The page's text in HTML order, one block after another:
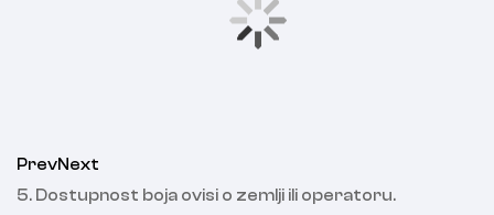
PrevNext
5. Dostupnost boja ovisi o zemlji ili operatoru.